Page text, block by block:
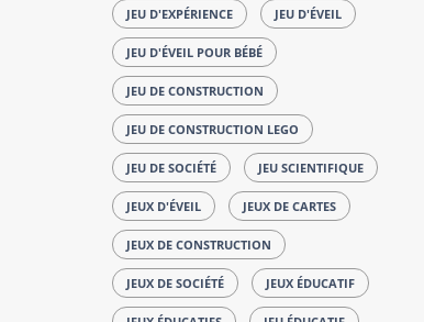
JEU D'EXPÉRIENCE JEU D'ÉVEIL
JEU D'ÉVEIL POUR BÉBÉ
JEU DE CONSTRUCTION
JEU DE CONSTRUCTION LEGO
JEU DE SOCIÉTÉ JEU SCIENTIFIQUE
JEUX D'ÉVEIL JEUX DE CARTES
JEUX DE CONSTRUCTION
JEUX DE SOCIÉTÉ JEUX ÉDUCATIF